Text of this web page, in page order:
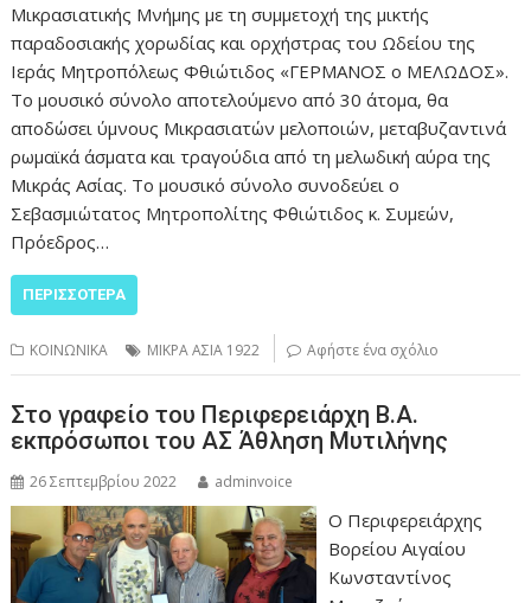
Μικρασιατικής Μνήμης με τη συμμετοχή της μικτής
παραδοσιακής χορωδίας και ορχήστρας του Ωδείου της
Ιεράς Μητροπόλεως Φθιώτιδος «ΓΕΡΜΑΝΟΣ ο ΜΕΛΩΔΟΣ».
Το μουσικό σύνολο αποτελούμενο από 30 άτομα, θα
αποδώσει ύμνους Μικρασιατών μελοποιών, μεταβυζαντινά
ρωμαϊκά άσματα και τραγούδια από τη μελωδική αύρα της
Μικράς Ασίας. Το μουσικό σύνολο συνοδεύει ο
Σεβασμιώτατος Μητροπολίτης Φθιώτιδος κ. Συμεών,
Πρόεδρος…
ΠΕΡΙΣΣΌΤΕΡΑ
ΚΟΙΝΩΝΙΚΑ ΜΙΚΡΑ ΑΣΙΑ 1922 Αφήστε ένα σχόλιο
Στο γραφείο του Περιφερειάρχη Β.Α.
εκπρόσωποι του ΑΣ Άθληση Μυτιλήνης
26 Σεπτεμβρίου 2022 adminvoice
Ο Περιφερειάρχης
Βορείου Αιγαίου
Κωνσταντίνος